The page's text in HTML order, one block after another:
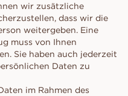
wir zusätzliche
dass wir die
weitergeben. Eine
muss von Ihnen
Sie haben auch jederzeit
Daten zu
im Rahmen des